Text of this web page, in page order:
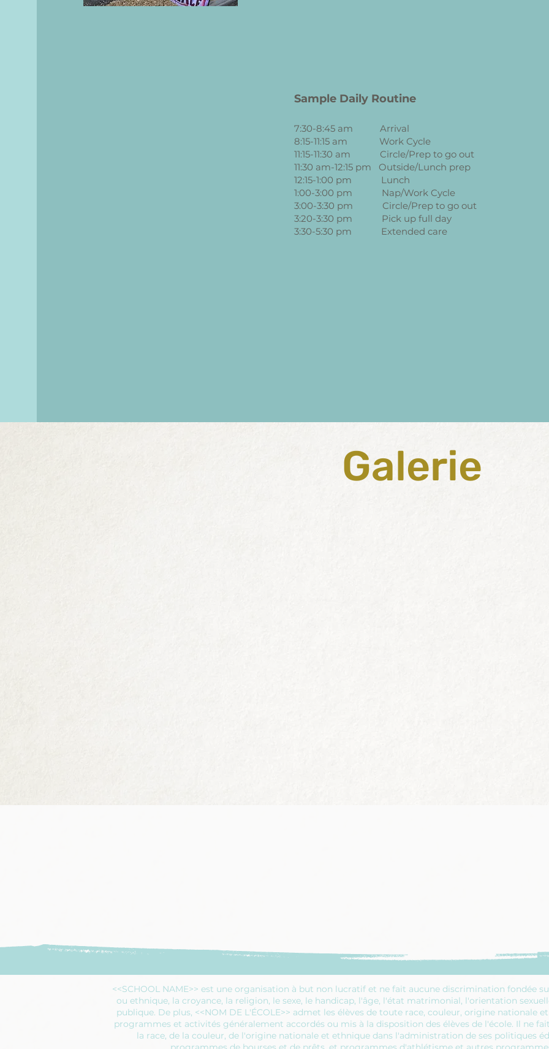
Sample Daily Routine
7:30-8:45 am Arrival
8:15-11:15 am
Work Cycle
11:15-11:30 am Circle/Prep to go out
11:30 am-12:15 pm Outside/Lunch prep
12:15-1:00 pm Lunch
1:00-3:00 pm Nap/Work Cycle
3:00-3:30 pm Circle/Prep to go out
3:20-3:30 pm Pick up full day
3:30-5:30 pm Extended care
Galerie
<<SCHOOL NAME>> est une organisation à but non lucratif et ne fait aucune discrimination fondée
ou ethnique, la croyance, la religion, le sexe, le handicap, l'âge, l'état matrimonial, l'orientation
publique. De plus, <<NOM DE L'ÉCOLE>> admet les élèves de toute race, couleur, origine nationale
programmes et activités généralement accordés ou mis à la disposition des élèves de l'école. Il ne
la race, de la couleur, de l'origine nationale et ethnique dans l'administration de ses politiques